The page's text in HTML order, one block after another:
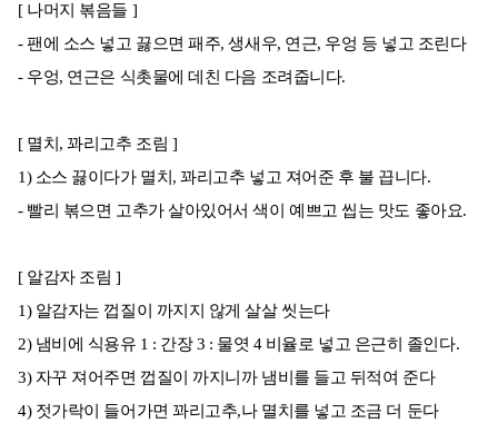
[ 나머지 볶음들 ]
- 팬에 소스 넣고 끓으면 패주, 생새우, 연근, 우엉 등 넣고 조린다
- 우엉, 연근은 식촛물에 데친 다음 조려줍니다.
[ 멸치, 꽈리고추 조림 ]
1) 소스 끓이다가 멸치, 꽈리고추 넣고 져어준 후 불 끕니다.
- 빨리 볶으면 고추가 살아있어서 색이 예쁘고 씹는 맛도 좋아요.
[ 알감자 조림 ]
1) 알감자는 껍질이 까지지 않게 살살 씻는다
2) 냄비에 식용유 1 : 간장 3 : 물엿 4 비율로 넣고 은근히 졸인다.
3) 자꾸 져어주면 껍질이 까지니까 냄비를 들고 뒤적여 준다
4) 젓가락이 들어가면 꽈리고추,나 멸치를 넣고 조금 더 둔다